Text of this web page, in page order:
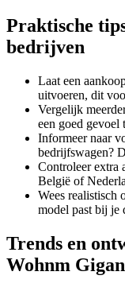
Praktische
bedrijven
Laat een
uitvoeren, dit
Vergelijk
een goed
Informeer naar
bedrijfswagen?
Controleer extra
België of
Wees realistisch
model past bij je
Trends en
Wohnm